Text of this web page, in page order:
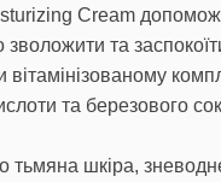
Cream
зволожити та
вітамінізованому
та березового
тьмяна шкіра,